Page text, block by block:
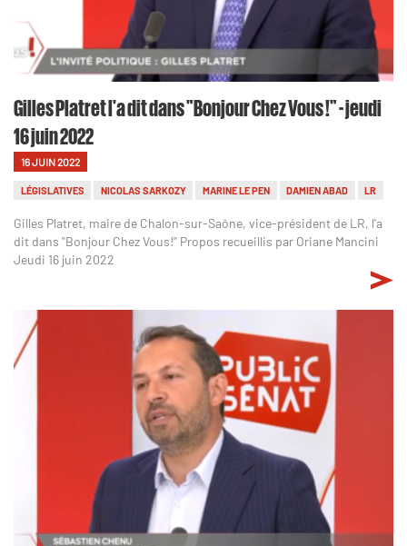
Gilles Platret l'a dit dans "Bonjour Chez Vous !" - jeudi
16 juin 2022
16 JUIN 2022
LÉGISLATIVES NICOLAS SARKOZY MARINE LE PEN DAMIEN ABAD LR
Gilles Platret, maire de Chalon-sur-Saône, vice-président de LR, l'a
dit dans "Bonjour Chez Vous!" Propos recueillis par Oriane Mancini
Jeudi 16 juin 2022